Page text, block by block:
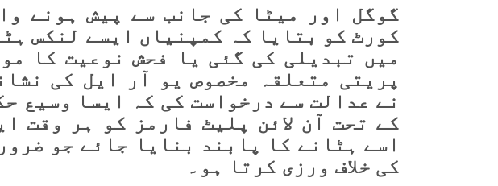
گوگل اور میٹا کی جانب سے پیش ہونے
کورٹ کو بتایا کہ کمپنیاں ایسے لنکس
میں تبدیلی کی گئی یا فحش نوعیت کا
پریتی متعلقہ مخصوص یو آر ایل کی
نے عدالت سے درخواست کی کہ ایسا وسیع
کے تحت آن لائن پلیٹ فارمز کو ہر وقت
اسے ہٹانے کا پابند بنایا جائے جو
کی خلاف ورزی کرتا ہو۔